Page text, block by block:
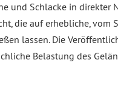
und Schlacke in direkter
die auf erhebliche, vom
lassen. Die
Belastung des